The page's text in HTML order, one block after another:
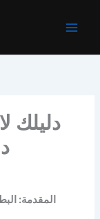
دليلك
المقدمة: